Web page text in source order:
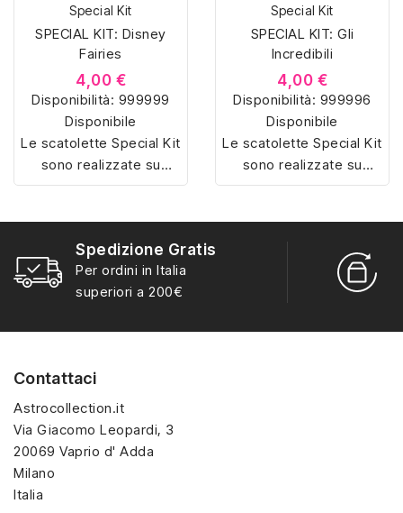
Special Kit
SPECIAL KIT: Disney
Fairies
4,00 €
Disponibilità: 999999
Disponibile
Le scatolette Special Kit
sono realizzate su
misura con materiali di
vellutino rosso e offrono
soluzioni eleganti e
pratiche per organizzare
collezione di sorpresine.
Special Kit
SPECIAL KIT: Gli
Incredibili
4,00 €
Disponibilità: 999996
Disponibile
Le scatolette Special Kit
sono realizzate su
misura con materiali di
vellutino rosso e offrono
soluzioni eleganti e
pratiche per organizzare
collezione di sorpresine.
Spedizione Gratis
Per ordini in Italia
superiori a 200€
Contattaci
Astrocollection.it
Via Giacomo Leopardi, 3
20069 Vaprio d' Adda
Milano
Italia